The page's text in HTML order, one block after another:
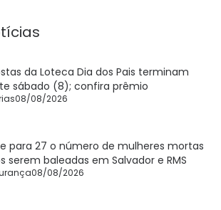
da Loteca Dia dos Pais terminam
sábado (8); confira prêmio
08/08/2026
para 27 o número de mulheres mortas
serem baleadas em Salvador e RMS
08/08/2026